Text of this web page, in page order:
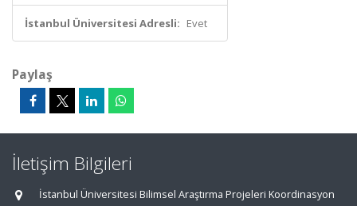
İstanbul Üniversitesi Adresli: Evet
Paylaş
İletişim Bilgileri
İstanbul Üniversitesi Bilimsel Araştırma Projeleri Koordinasyon